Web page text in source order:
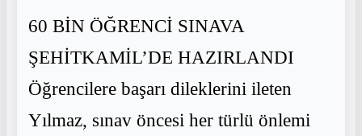
60 BİN ÖĞRENCİ SINAVA
ŞEHİTKAMİL’DE HAZIRLANDI
Öğrencilere başarı dileklerini ileten
Yılmaz, sınav öncesi her türlü önlemi